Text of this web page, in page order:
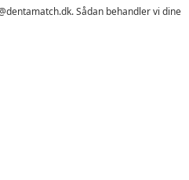
Sådan behandler vi dine